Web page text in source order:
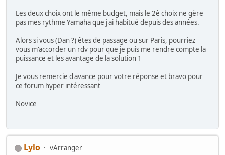
Les deux choix ont le même budget, mais le 2è choix ne gère
pas mes rythme Yamaha que j'ai habitué depuis des années.
Alors si vous (Dan ?) êtes de passage ou sur Paris, pourriez
vous m'accorder un rdv pour que je puis me rendre compte la
puissance et les avantage de la solution 1
Je vous remercie d'avance pour votre réponse et bravo pour
ce forum hyper intéressant
Novice
Lylo
vArranger